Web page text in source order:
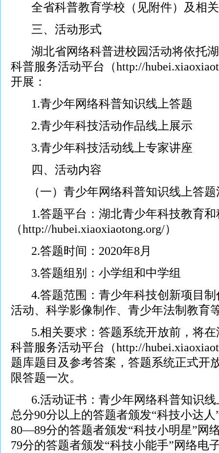
全省科普教育学校（见附件）及相
三、活动形式
湖北省网络科普进校园活动将依托湖
科普服务活动平台（http://
开展：
1.青少年网络科普知识线上答题
2.青少年科技活动作品线上展示
3.青少年科技活动线上专家讲座
四、活动内容
（一）青少年网络科普知识线上答题
1.答题平台：湖北青少年科技教育和
（http://hubei.xiaoxiaotong.org/）
2.答题时间：2020年8月
3.答题组别：小学组和中学组
4.答题范围：青少年科技创新项目制
活动、科学影像制作、青少年法制教育
5.相关要求：答题系统开放前，将在
科普服务活动平台（http://
题库题目及参考答案，答题系统正式开
限答题一次。
6.活动证书：青少年网络科普知识线
总分90分以上的答题者颁发“科技小达
80—89分的答题者颁发“科技小明星”网
79分的答题者颁发“科技小能手”网络电